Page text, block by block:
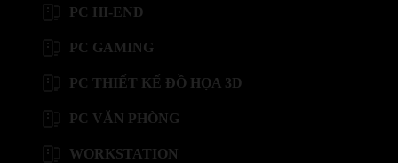
PC HI-END
PC GAMING
PC THIẾT KẾ ĐỒ HỌA 3D
PC VĂN PHÒNG
WORKSTATION